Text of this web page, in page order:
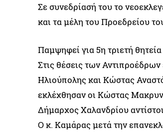
Σε συνεδρίασή του το
και τα μέλη του Προεδρείου
Παμψηφεί για 5η τριετή
Στις θέσεις των
Ηλιούπολης και Κώστας
εκλέχθησαν οι Κώστας
Δήμαρχος Χαλανδρίου
Ο κ. Καμάρας μετά την